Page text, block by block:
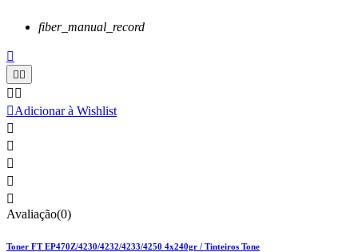
fiber_manual_record


 
Adicionar à Wishlist





Avaliação(0)
Toner FT EP470Z/4230/4232/4233/4250 4x240gr / Tinteiros Tone